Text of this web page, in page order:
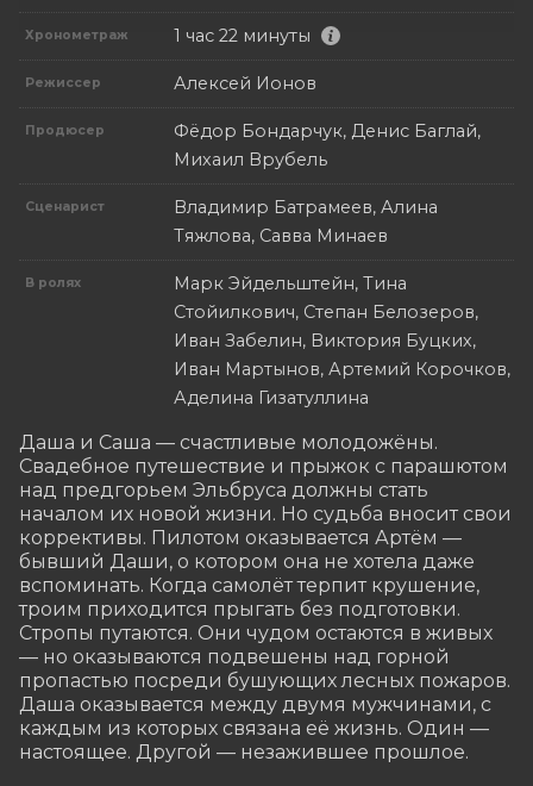
Хронометраж 1 час 22 минуты
Режиссер Алексей Ионов
Продюсер
Фёдор Бондарчук, Денис Баглай,
Михаил Врубель
Сценарист
Владимир Батрамеев, Алина
Тяжлова, Савва Минаев
В ролях
Марк Эйдельштейн, Тина
Стойилкович, Степан Белозеров,
Иван Забелин, Виктория Буцких,
Иван Мартынов, Артемий Корочков,
Аделина Гизатуллина
Даша и Саша — счастливые молодожёны.
Свадебное путешествие и прыжок с парашютом
над предгорьем Эльбруса должны стать
началом их новой жизни. Но судьба вносит свои
коррективы. Пилотом оказывается Артём —
бывший Даши, о котором она не хотела даже
вспоминать. Когда самолёт терпит крушение,
троим приходится прыгать без подготовки.
Стропы путаются. Они чудом остаются в живых
— но оказываются подвешены над горной
пропастью посреди бушующих лесных пожаров.
Даша оказывается между двумя мужчинами, с
каждым из которых связана её жизнь. Один —
настоящее. Другой — незажившее прошлое.